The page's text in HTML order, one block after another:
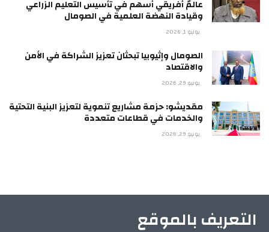
عالمٌ أفريقي أسهم في تأسيس التعليم الزراعي
وقيادة النهضة العلمية في الصومال
يوليو 1, 2026
الصومال وإثيوبيا تبحثان تعزيز الشراكة في الأمن
والاقتصاد
يونيو 29, 2026
مقديشو: حزمة مشاريع تنموية لتعزيز البنية التحتية
والخدمات في قطاعات متعددة
يونيو 29, 2026
التعريف بالموقع